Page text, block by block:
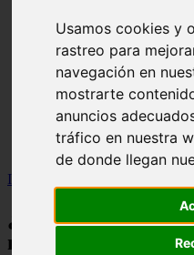
Usamos cookies y
rastreo para
navegación en
mostrarte
anuncios
tráfico en nuestra
de donde llegan
acuariofilia
articulos
canal tv
nombres para gatos
novedades
tablon de anuncios
uncategorized
zona pro
Inicio
¿Por qué adelantar
navideña?